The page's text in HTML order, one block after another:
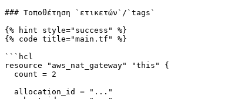
### Τοποθέτηση `ετικετών`/`tags`
{% hint style="success" %}
{% code title="main.tf" %}
```hcl
resource "aws_nat_gateway" "this" {